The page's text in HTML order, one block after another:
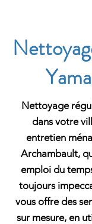
Nettoyage
dans votre
entretien
Archambault,
emploi du
toujours
vous offre des
sur mesure, en